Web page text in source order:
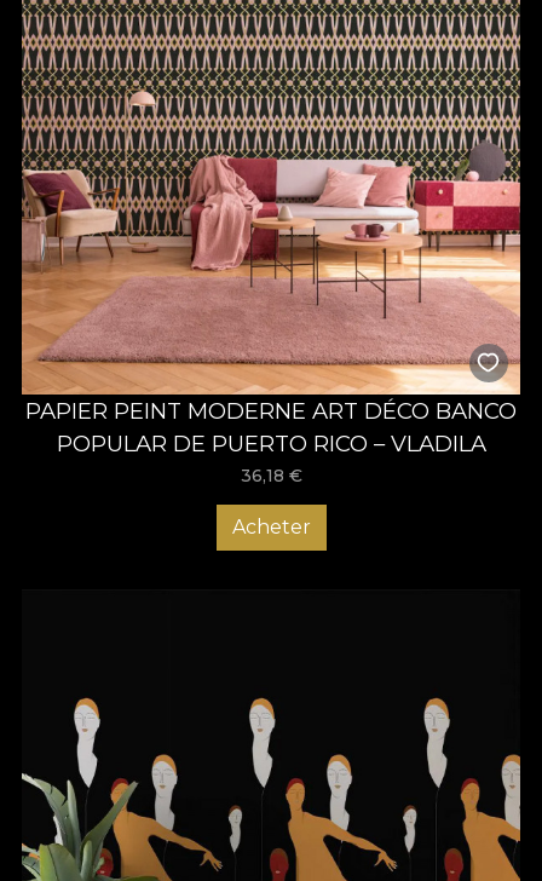
PAPIER PEINT MODERNE ART DÉCO BANCO
POPULAR DE PUERTO RICO – VLADILA
36,18 €
Acheter